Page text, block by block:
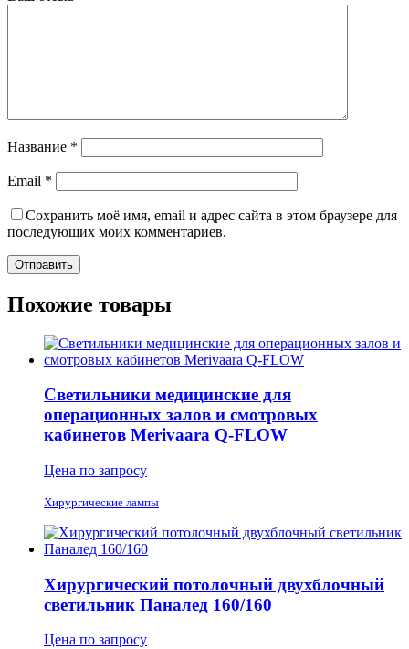
Название *
Email *
Сохранить моё имя, email и адрес сайта в этом браузере для
последующих моих комментариев.
Похожие товары
Светильники медицинские для
операционных залов и смотровых
кабинетов Merivaara Q-FLOW
Цена по запросу
Хирургические лампы
Хирургический потолочный двухблочный
светильник Паналед 160/160
Цена по запросу